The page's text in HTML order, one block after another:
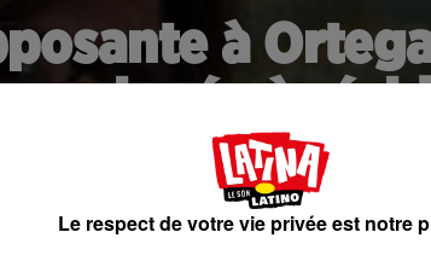
à
assignée à
Ortega dans les urnes. La police
mercredi.
Le respect de votre vie privée est notre